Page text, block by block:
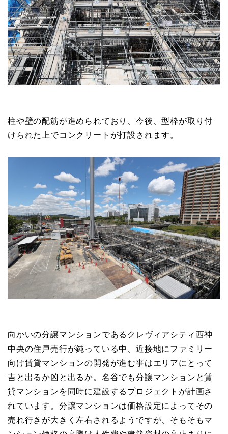
柱や壁の配筋が進められており、今後、型枠が取り付
けられた上でコンクリートが打設されます。
向かいの分譲マンションであるクレヴィアシティ西神
中央の住戸売行が鈍っている中、近接地にファミリー
向け賃貸マンションの開発が進む事はエリアにとって
吉と出るか凶と出るか。名谷でも分譲マンションと賃
貸マンションを同時に建設するプロジェクトが計画さ
れています。分譲マンションは価格設定によってその
売れ行きが大きく左右されるようですが、そもそもマ